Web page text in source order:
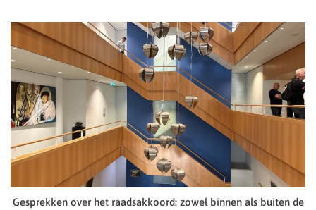
Gesprekken over het raadsakkoord: zowel binnen als buiten de